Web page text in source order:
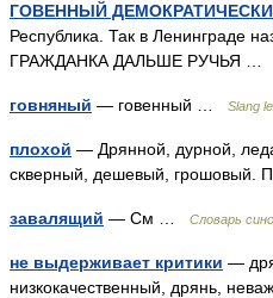
ГОВЕННЫЙ
Республика. Так в
ГРАЖДАНКА ДАЛЬШЕ РУЧЬЯ …
говняный — говенный … Slang
плохой — Дрянной, дурной,
скверный, дешевый, грошовый.
завалящий — См … Словарь
не выдерживает критики —
низкокачественный, дрянь,